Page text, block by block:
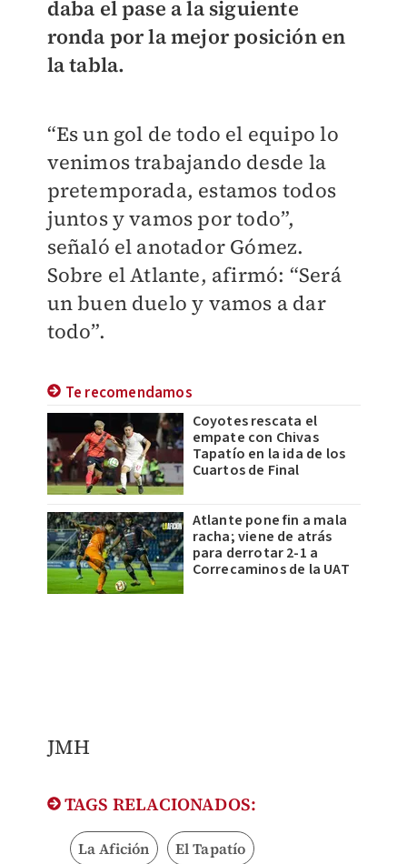
daba el pase a la siguiente
ronda por la mejor posición en
la tabla.
“Es un gol de todo el equipo lo
venimos trabajando desde la
pretemporada, estamos todos
juntos y vamos por todo”,
señaló el anotador Gómez.
Sobre el Atlante, afirmó: “Será
un buen duelo y vamos a dar
todo”.
Te recomendamos
Coyotes rescata el
empate con Chivas
Tapatío en la ida de los
Cuartos de Final
Atlante pone fin a mala
racha; viene de atrás
para derrotar 2-1 a
Correcaminos de la UAT
JMH
TAGS RELACIONADOS:
La Afición El Tapatío